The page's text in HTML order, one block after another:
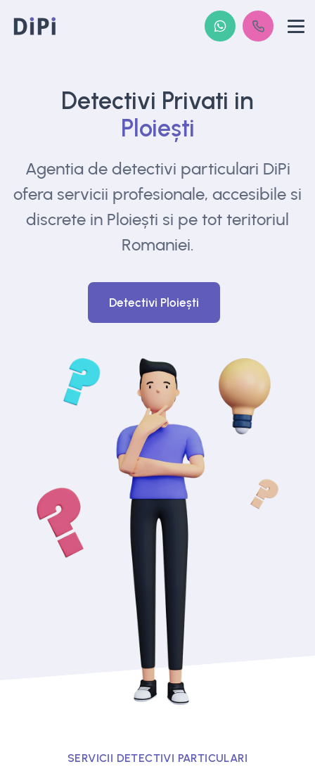
Detectivi Privati in
Ploiești
Agentia de detectivi particulari DiPi
ofera servicii profesionale, accesibile si
discrete in Ploiești si pe tot teritoriul
Romaniei.
Detectivi Ploiești
SERVICII DETECTIVI PARTICULARI